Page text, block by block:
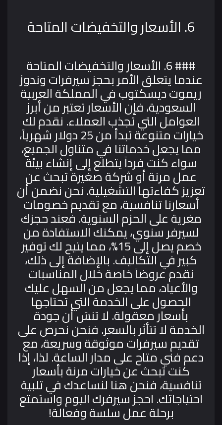
6. الأسعار والتخفيضات المتاحة
### 6. الأسعار والتخفيضات المتاحة
عندما يتعلق الأمر بحجز سيرفرات وندوز
ريموت ديسكتوب في المملكة العربية
السعودية، فإن الأسعار تعتبر من أبرز
العوامل التي تجذب العملاء. نقدم لك
خيارات متنوعة تبدأ من 25 دولار شهرياً،
مما يجعل خدماتنا في متناول الجميع،
سواء كنت فرداً يتطلع إلى إنشاء بيئة
عمل مرنة أو شركة صغيرة تبحث عن
تعزيز كفاءتها التشغيلية.نحن نضمن أن
أسعارنا تنافسية، مع تقديم خصومات
مغرية على الحزم السنوية. فعند حجزك
لسيرفر سنوي، يمكنك الاستفادة من
خصم يصل إلى 15%، مما يتيح لك توفير
كبير في التكاليف. بالإضافة إلى ذلك،
نقدم عروضاً خاصة خلال المناسبات
والأعياد، مما يجعل من السهل عليك
الحصول على الخدمة التي تحتاجها
بأسعار معقولة. لا تنسَ أن جودة
الخدمة لا تتأثر بالسعر. فنحن نحرص على
تقديم سيرفرات موثوقة وسريعة، مع
دعم فني متاح على مدار الساعة. لذا، إذا
كنت تبحث عن خيارات مرنة بأسعار
تنافسية، فنحن هنا لنساعدك في تلبية
احتياجاتك. احجز سيرفرك اليوم واستمتع
برحلة عمل سلسة وفعالة!